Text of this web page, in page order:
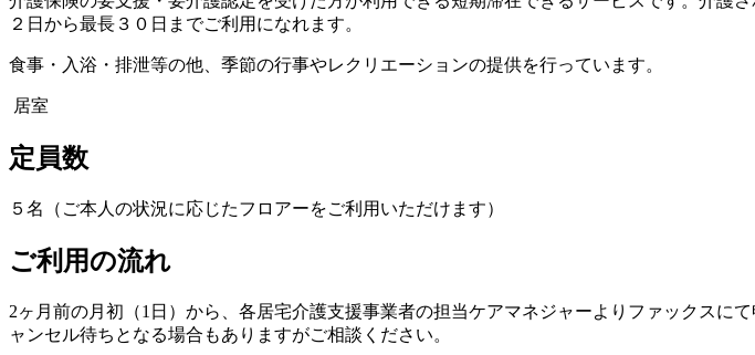
２日から最長３０日までご利用になれます。
食事・入浴・排泄等の他、季節の行事やレクリエーションの提供を行っています。
居室
定員数
５名（ご本人の状況に応じたフロアーをご利用いただけます）
ご利用の流れ
2ヶ月前の月初（1日）から、各居宅介護支援事業者の担当ケアマネジャーよりファックスに
ャンセル待ちとなる場合もありますがご相談ください。